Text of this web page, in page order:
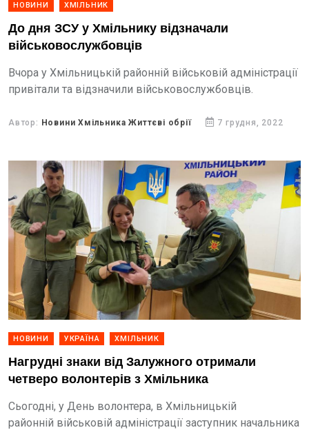
НОВИНИ ХМІЛЬНИК
До дня ЗСУ у Хмільнику відзначали
військовослужбовців
Вчора у Хмільницькій районній військовій адміністрації
привітали та відзначили військовослужбовців.
Автор: Новини Хмільника Життєві обрії 7 грудня, 2022
НОВИНИ УКРАЇНА ХМІЛЬНИК
Нагрудні знаки від Залужного отримали
четверо волонтерів з Хмільника
Сьогодні, у День волонтера, в Хмільницькій
районній військовій адміністрації заступник начальника